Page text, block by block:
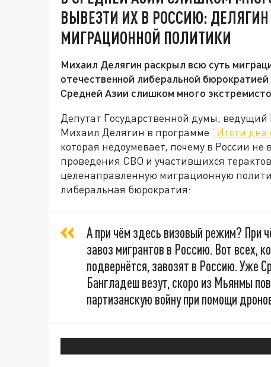
ВЫВЕЗТИ ИХ В РОССИЮ:
МИГРАЦИОННОЙ ПОЛИТИКИ
Михаил Делягин раскрыл всю суть
отечественной либеральной
Средней Азии слишком много
Депутат Государственной думы,
Михаил Делягин в программе "Итоги дна
которая недоумевает, почему в России
проведения СВО и участившихся
целенаправленную миграционную
либеральная бюрократия:
А при чём здесь визовый режим? При
завоз мигрантов в Россию. Вот всех,
подвернётся, завозят в Россию. Уже
Бангладеш везут, скоро из Мьянмы
партизанскую войну при помощи